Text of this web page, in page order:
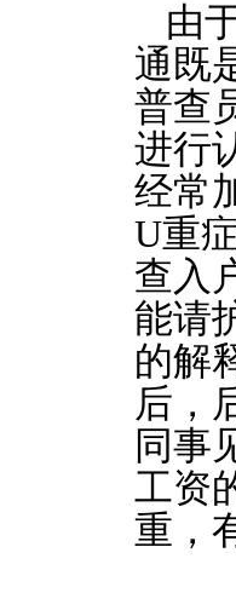
由
通既
普查
进行
经常
U重
查入
能请
的解
后，
同事
工资
重，